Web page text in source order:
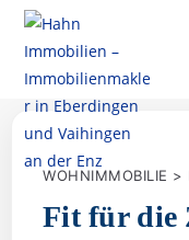
WOHNIMMOBILIE >
Fit für die